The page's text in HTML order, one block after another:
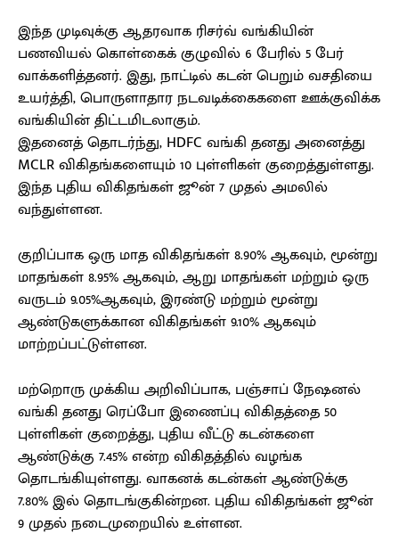
இந்த முடிவுக்கு ஆதரவாக ரிசர்வ் வங்கியின்
பணவியல் கொள்கைக் குழுவில் 6 பேரில் 5 பேர்
வாக்களித்தனர். இது, நாட்டில் கடன் பெறும் வசதியை
உயர்த்தி, பொருளாதார நடவடிக்கைகளை ஊக்குவிக்க
வங்கியின் திட்டமிடலாகும்.
இதனைத் தொடர்ந்து, HDFC வங்கி தனது அனைத்து
MCLR விகிதங்களையும் 10 புள்ளிகள் குறைத்துள்ளது.
இந்த புதிய விகிதங்கள் ஜூன் 7 முதல் அமலில்
வந்துள்ளன.
குறிப்பாக ஒரு மாத விகிதங்கள் 8.90% ஆகவும், மூன்று
மாதங்கள் 8.95% ஆகவும், ஆறு மாதங்கள் மற்றும் ஒரு
வருடம் 9.05%ஆகவும், இரண்டு மற்றும் மூன்று
ஆண்டுகளுக்கான விகிதங்கள் 9.10% ஆகவும்
மாற்றப்பட்டுள்ளன.
மற்றொரு முக்கிய அறிவிப்பாக, பஞ்சாப் நேஷனல்
வங்கி தனது ரெப்போ இணைப்பு விகிதத்தை 50
புள்ளிகள் குறைத்து, புதிய வீட்டு கடன்களை
ஆண்டுக்கு 7.45% என்ற விகிதத்தில் வழங்க
தொடங்கியுள்ளது. வாகனக் கடன்கள் ஆண்டுக்கு
7.80% இல் தொடங்குகின்றன. புதிய விகிதங்கள் ஜூன்
9 முதல் நடைமுறையில் உள்ளன.